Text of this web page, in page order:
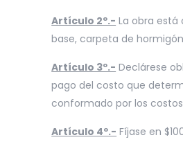
Artículo 2º.- La obra
base, carpeta de
Artículo 3º.- Declárese
pago del costo que
conformado por los
Artículo 4º.- Fíjase en